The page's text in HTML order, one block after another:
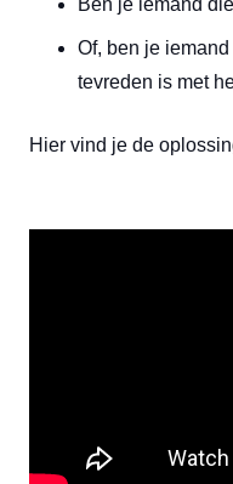
Ben je iemand
Of, ben je
tevreden is met
Hier vind je de